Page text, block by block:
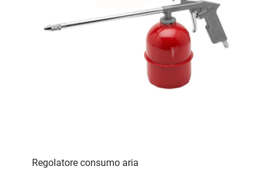
Regolatore consumo aria